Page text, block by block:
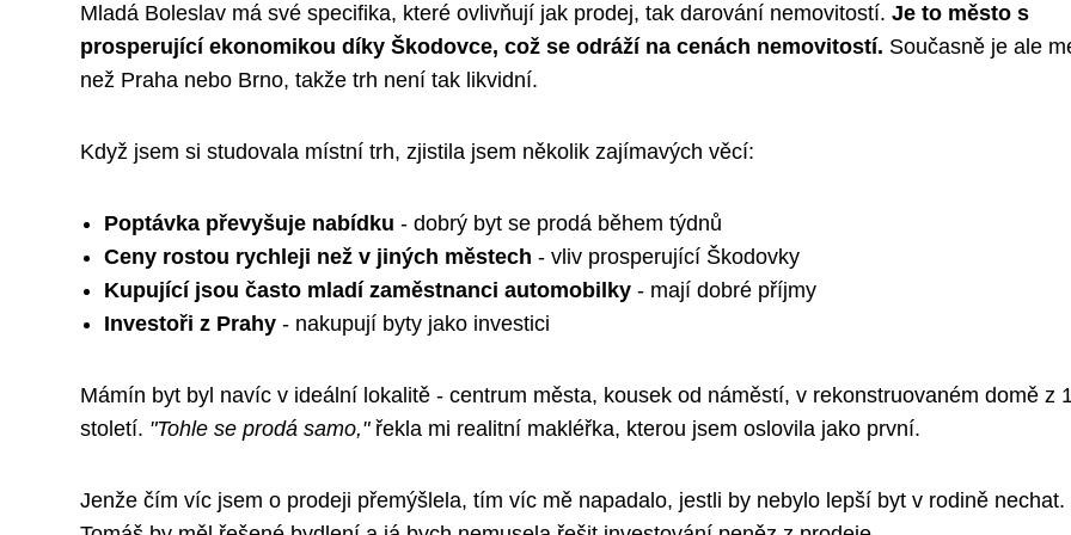
Mladá Boleslav má své specifika, které ovlivňují jak prodej, tak darování nemovitostí. Je to město s
prosperující ekonomikou díky Škodovce, což se odráží na cenách nemovitostí. Současně je ale
než Praha nebo Brno, takže trh není tak likvidní.
Když jsem si studovala místní trh, zjistila jsem několik zajímavých věcí:
Poptávka převyšuje nabídku - dobrý byt se prodá během týdnů
Ceny rostou rychleji než v jiných městech - vliv prosperující Škodovky
Kupující jsou často mladí zaměstnanci automobilky - mají dobré příjmy
Investoři z Prahy - nakupují byty jako investici
Mámín byt byl navíc v ideální lokalitě - centrum města, kousek od náměstí, v rekonstruovaném domě z
století. "Tohle se prodá samo,"řekla mi realitní makléřka, kterou jsem oslovila jako první.
Jenže čím víc jsem o prodeji přemýšlela, tím víc mě napadalo, jestli by nebylo lepší byt v rodině nechat.